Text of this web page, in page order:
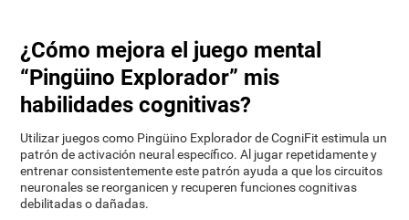
¿Cómo mejora el juego mental
“Pingüino Explorador” mis
habilidades cognitivas?
Utilizar juegos como Pingüino Explorador de CogniFit estimula un
patrón de activación neural específico. Al jugar repetidamente y
entrenar consistentemente este patrón ayuda a que los circuitos
neuronales se reorganicen y recuperen funciones cognitivas
debilitadas o dañadas.